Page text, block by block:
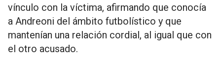
vínculo con la víctima, afirmando que conocía
a Andreoni del ámbito futbolístico y que
mantenían una relación cordial, al igual que con
el otro acusado.